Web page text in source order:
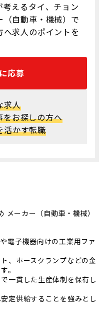
えるタイ、チョン
自動車・機械）で
求人のポイントを
応募
求人
をお探しの方へ
活かす転職
メーカー（自動車・機械）
電子機器向けの工業用ファ
、ホースクランプなどの金
。
一貫した生産体制を保有し
定供給することを強みとし